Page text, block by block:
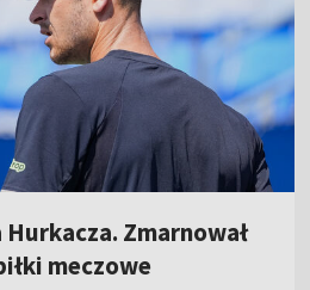
Zmarnował
meczowe